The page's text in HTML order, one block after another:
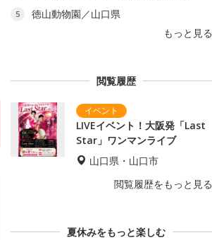
5
徳山動物園／山口県
もっと見る
閲覧履歴
LIVEイベント！大阪発「Last
Star」ワンマンライブ
山口県・山口市
閲覧履歴をもっと見る
夏休みをもっと楽しむ